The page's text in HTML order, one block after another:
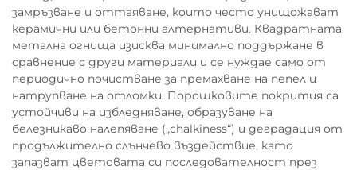
замръзване и оттаяване, които често унищожават
керамични или бетонни алтернативи. Квадратната
метална огнища изисква минимално поддържане в
сравнение с други материали и се нуждае само от
периодично почистване за премахване на пепел и
натрупване на отломки. Порошковите покрития са
устойчиви на избледняване, образуване на
белезникаво налепяване („chalkiness“) и деградация от
продължително слънчево въздействие, като
запазват цветовата си последователност през